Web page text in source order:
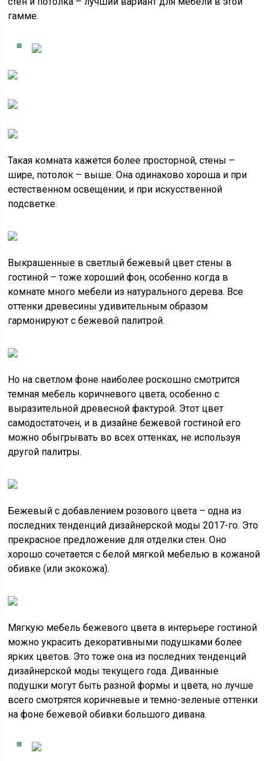
гамме.
Такая комната кажется более просторной, стены –
шире, потолок – выше. Она одинаково хороша и при
естественном освещении, и при искусственной
подсветке.
Выкрашенные в светлый бежевый цвет стены в
гостиной – тоже хороший фон, особенно когда в
комнате много мебели из натурального дерева. Все
оттенки древесины удивительным образом
гармонируют с бежевой палитрой.
Но на светлом фоне наиболее роскошно смотрится
темная мебель коричневого цвета, особенно с
выразительной древесной фактурой. Этот цвет
самодостаточен, и в дизайне бежевой гостиной его
можно обыгрывать во всех оттенках, не используя
другой палитры.
Бежевый с добавлением розового цвета – одна из
последних тенденций дизайнерской моды 2017-го. Это
прекрасное предложение для отделки стен. Оно
хорошо сочетается с белой мягкой мебелью в кожаной
обивке (или экокожа).
Мягкую мебель бежевого цвета в интерьере гостиной
можно украсить декоративными подушками более
ярких цветов. Это тоже она из последних тенденций
дизайнерской моды текущего года. Диванные
подушки могут быть разной формы и цвета, но лучше
всего смотрятся коричневые и темно-зеленые оттенки
на фоне бежевой обивки большого дивана.